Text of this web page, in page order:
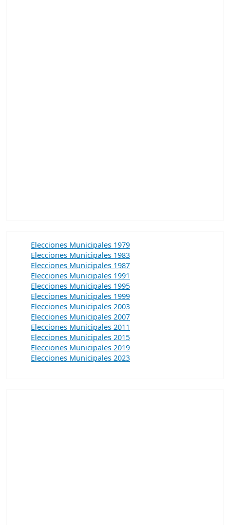
Elecciones Municipales 1979
Elecciones Municipales 1983
Elecciones Municipales 1987
Elecciones Municipales 1991
Elecciones Municipales 1995
Elecciones Municipales 1999
Elecciones Municipales 2003
Elecciones Municipales 2007
Elecciones Municipales 2011
Elecciones Municipales 2015
Elecciones Municipales 2019
Elecciones Municipales 2023